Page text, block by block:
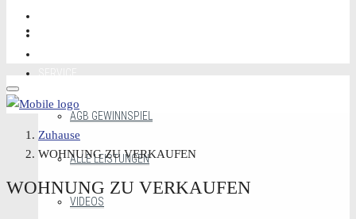
AGB GEWINNSPIEL
ALLE LEISTUNGEN
VIDEOS
Zuhause
WOHNUNG ZU VERKAUFEN
WOHNUNG ZU VERKAUFEN